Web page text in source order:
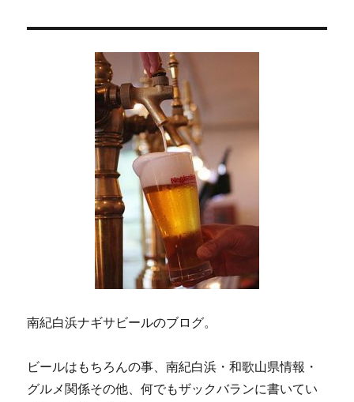
南紀白浜ナギサビールのブログ。
ビールはもちろんの事、南紀白浜・和歌山県情報・
グルメ関係その他、何でもザックバランに書いてい